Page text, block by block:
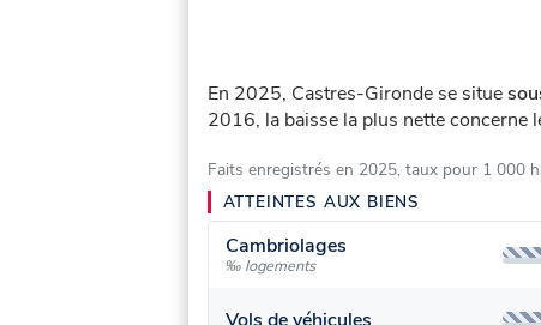
En 2025, Castres-Gironde se situe
2016, la baisse la plus nette concerne
Faits enregistrés en 2025, taux pour 1 000
ATTEINTES AUX BIENS
Cambriolages
‰ logements